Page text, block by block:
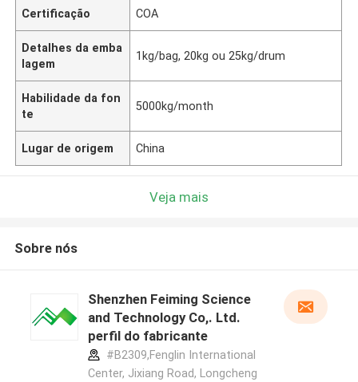
Certificação COA
Detalhes da emba
lagem
1kg/bag, 20kg ou 25kg/drum
Habilidade da fon
te
5000kg/month
Lugar de origem China
Veja mais
Sobre nós
Shenzhen Feiming Science
and Technology Co,. Ltd.
perfil do fabricante
#B2309,Fenglin International
Center, Jixiang Road, Longcheng